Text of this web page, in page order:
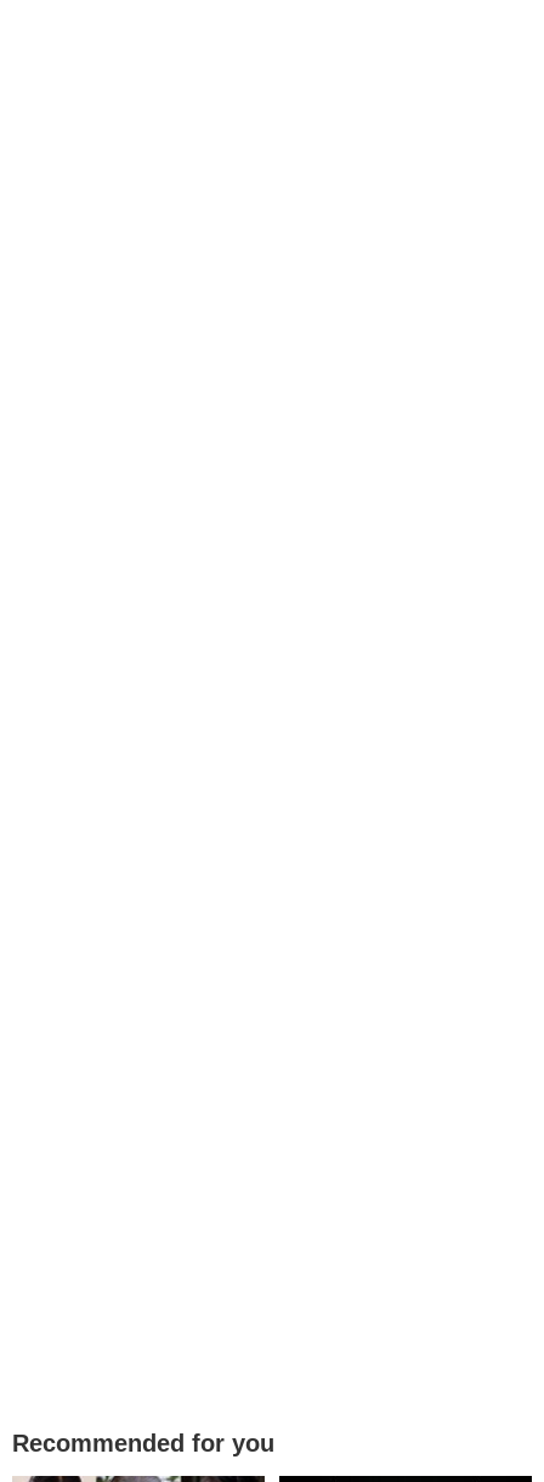
Recommended for you